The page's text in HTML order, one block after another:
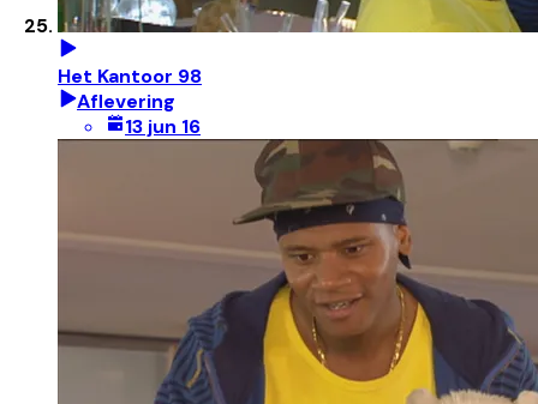
Het Kantoor 98
Aflevering
13 jun 16